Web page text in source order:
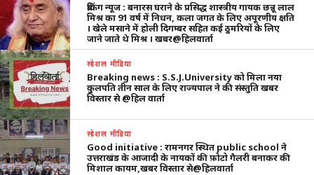
ब्रेकिंग न्यूज : बनारस घराने के प्रसिद्ध शास्त्रीय गायक छन्नू लाल
मिश्र का 91 वर्ष में निधन, कला जगत के लिए अपूरणीय क्षति
। खेले मसाने में होली दिगम्बर सहित कई ठुमरियों के लिए
जाने जाते थे मिश्र । खबर@हिलवार्ता
सोशल मीडिया
Breaking news : S.S.J.University को मिला नया
कुलपति तीन साल के लिए राज्यपाल ने की संस्तुति खबर
विस्तार से @हिल वार्ता
सोशल मीडिया
Good initiative : रामनगर स्थित public school ने
उत्तराखंड के आजादी के नायकों की फ़ोटो गैलरी बनाकर की
मिशाल कायम,खबर विस्तार से@हिलवार्ता